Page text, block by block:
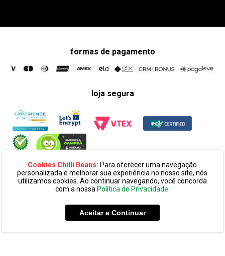
Cookies Chilli Beans: Para oferecer uma navegação
personalizada e melhorar sua experiência no nosso site, nós
utilizamos cookies. Ao continuar navegando, você concorda
com a nossa Política de Privacidade.
Aceitar e Continuar
formas de pagamento
loja segura
ltda. cnpj: 14.439.371/0002-60
alameda amazonas, 594, terreo mezanino, alphaville